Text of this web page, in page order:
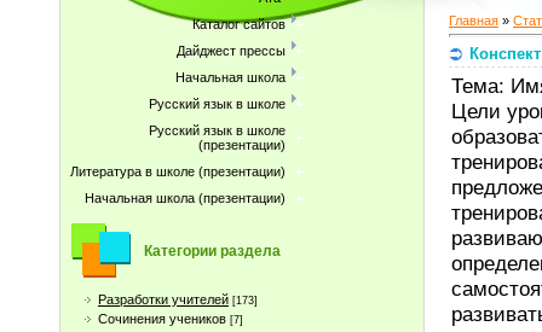
Каталог сайтов
Дайджест прессы
Начальная школа
Русский язык в школе
Русский язык в школе
(презентации)
Литература в школе (презентации)
Начальная школа (презентации)
Категории раздела
Разработки учителей [173]
Сочинения учеников [7]
Главная »
Тема:
Цели